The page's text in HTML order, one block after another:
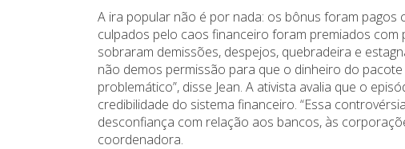
A ira popular não é por nada: os bônus foram pagos
culpados pelo caos financeiro foram premiados
sobraram demissões, despejos, quebradeira e
não demos permissão para que o dinheiro do
problemático”, disse Jean. A ativista avalia que o
credibilidade do sistema financeiro. “Essa
desconfiança com relação aos bancos, às
coordenadora.